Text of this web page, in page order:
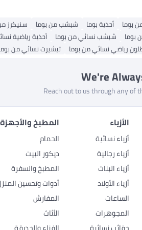
بوما أحذية بوما شبشب من بوما سنيكرز
بوما شبشب نسائي من بوما أحذية رياضية
رياضي نسائي من بوما تيشيرت نسائي من
We're
Reach out to us through any of
الأزياء
أزياء نسائية
أزياء رجالية
أزياء البنات
أزياء الأولاد
الساعات
المجوهرات
المطبخ
الحمام
ديكور البيت
المطبخ والسفرة
أدوات وتحسين
المفارش
الأثاث